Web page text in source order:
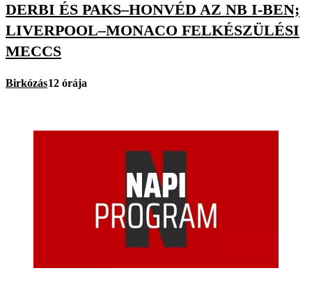
DERBI ÉS PAKS–HONVÉD AZ NB I-BEN;
LIVERPOOL–MONACO FELKÉSZÜLÉSI
MECCS
Birkózás12 órája